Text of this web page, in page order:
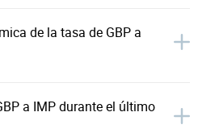
de la tasa de GBP a
a IMP durante el último